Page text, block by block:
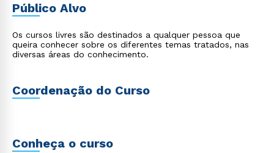
Público Alvo
Os cursos livres são destinados a qualquer pessoa que
queira conhecer sobre os diferentes temas tratados, nas
diversas áreas do conhecimento.
Coordenação do Curso
Conheça o curso